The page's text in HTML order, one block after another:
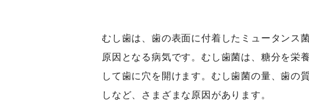
むし歯は、歯の表面に付着したミュータンス
原因となる病気です。むし歯菌は、糖分を栄
して歯に穴を開けます。むし歯菌の量、歯の
しなど、さまざまな原因があります。